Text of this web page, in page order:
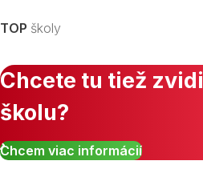
TOP školy
Chcete tu tiež
školu?
Chcem viac informácií